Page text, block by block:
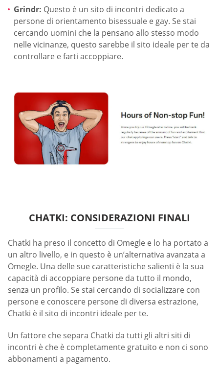
Grindr: Questo è un sito di incontri dedicato a
persone di orientamento bisessuale e gay. Se stai
cercando uomini che la pensano allo stesso modo
nelle vicinanze, questo sarebbe il sito ideale per te da
controllare e farti accoppiare.
CHATKI: CONSIDERAZIONI FINALI
Chatki ha preso il concetto di Omegle e lo ha portato a
un altro livello, e in questo è un’alternativa avanzata a
Omegle. Una delle sue caratteristiche salienti è la sua
capacità di accoppiare persone da tutto il mondo,
senza un profilo. Se stai cercando di socializzare con
persone e conoscere persone di diversa estrazione,
Chatki è il sito di incontri ideale per te.
Un fattore che separa Chatki da tutti gli altri siti di
incontri è che è completamente gratuito e non ci sono
abbonamenti a pagamento.